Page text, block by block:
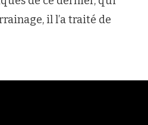
il l’a traité de